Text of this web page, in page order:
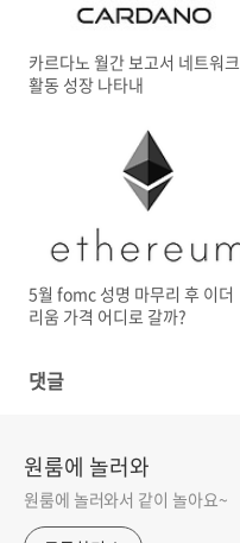
카르다노 월간 보고서 네트워크
활동 성장 나타내
5월 fomc 성명 마무리 후 이더
리움 가격 어디로 갈까?
댓글
원룸에 놀러와
원룸에 놀러와서 같이 놀아요~